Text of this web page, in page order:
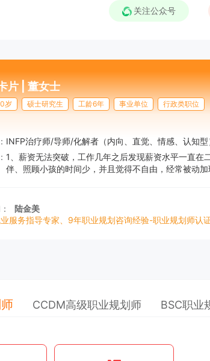
关注公众号
片 |董女士
岁 硕士研究生 工龄6年 事业单位 行政类职位
INFP治疗师/导师/化解者（内向、直觉、情感、认知型
1、薪资无法突破，工作几年之后发现薪资水平一直
伴、照顾小孩的时间少，并且觉得不自由，经常被动
陆金美
业服务指导专家、9年职业规划咨询经验-职业规划师认
CCDM高级职业规划师 BSC职业